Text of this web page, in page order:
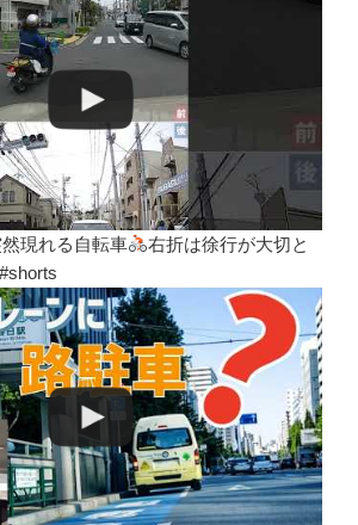
現れる自転車
右折は徐行が大切と